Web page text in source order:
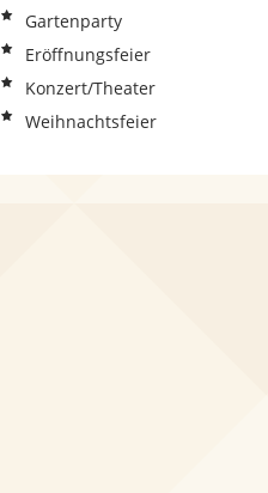
Gartenparty
Eröffnungsfeier
Konzert/Theater
Weihnachtsfeier